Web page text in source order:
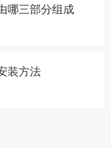
哪三部分组成
装方法